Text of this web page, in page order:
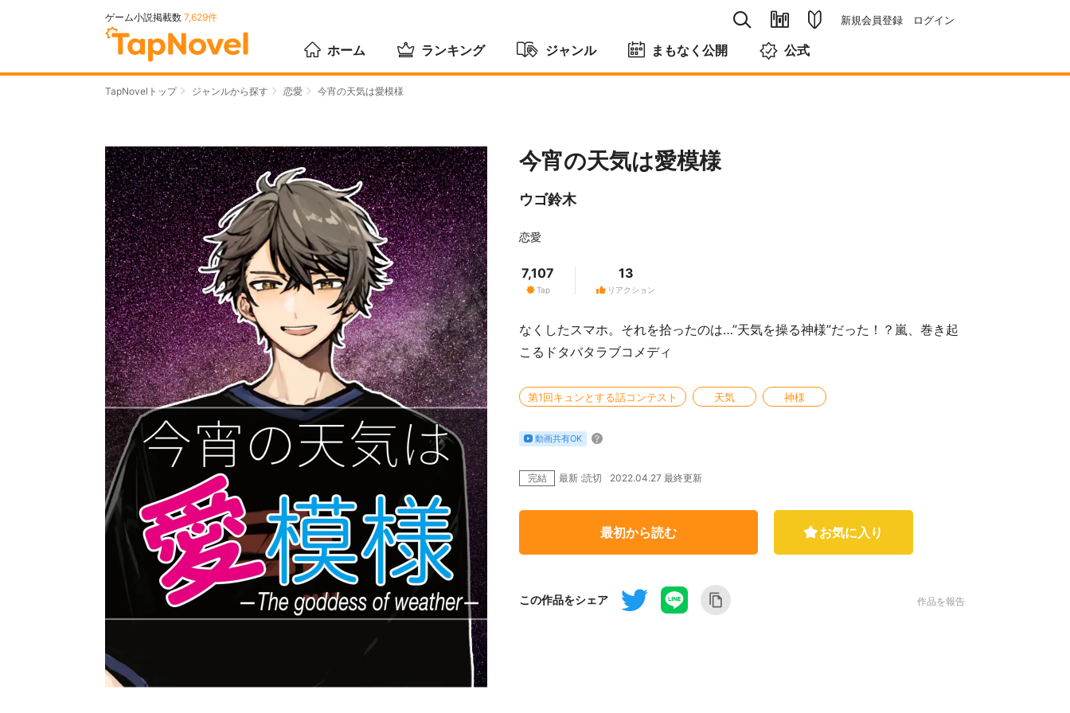
ゲーム小説掲載数 7,629件 新規会員登録 ログイン
ホーム ランキング ジャンル まもなく公開 公式
TapNovelトップ ジャンルから探す 恋愛 今宵の天気は愛模様
今宵の天気は愛模様
ウゴ鈴木
恋愛
Tap
7,107
リアクション
13
なくしたスマホ。それを拾ったのは…”天気を操る神様”だった！？嵐、巻き起
こるドタバタラブコメディ
第1回キュンとする話コンテスト 天気 神様
動画共有OK
完結 最新 :読切 2022.04.27 最終更新
最初から読む お気に入り
この作品をシェア 作品を報告